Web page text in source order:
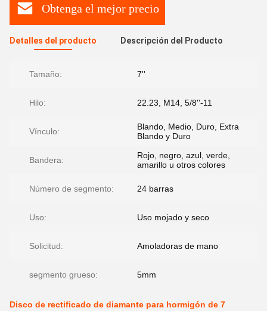
Obtenga el mejor precio
Detalles del producto Descripción del Producto
Tamaño: 7''
Hilo: 22.23, M14, 5/8''-11
Vínculo:
Blando, Medio, Duro, Extra
Blando y Duro
Bandera:
Rojo, negro, azul, verde,
amarillo u otros colores
Número de segmento: 24 barras
Uso: Uso mojado y seco
Solicitud: Amoladoras de mano
segmento grueso: 5mm
Disco de rectificado de diamante para hormigón de 7